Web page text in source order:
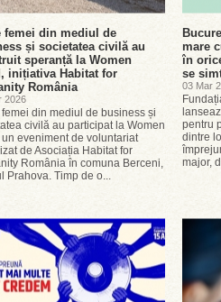
femei din mediul de
și societatea civilă au
speranță la Women
inițiativa Habitat for
România
2026
din mediul de business și
civilă au participat la Women
un eveniment de voluntariat
de Asociația Habitat for
România în comuna Berceni,
Prahova. Timp de o...
mare
în
se
03 Mar
pentru
dintre
major,